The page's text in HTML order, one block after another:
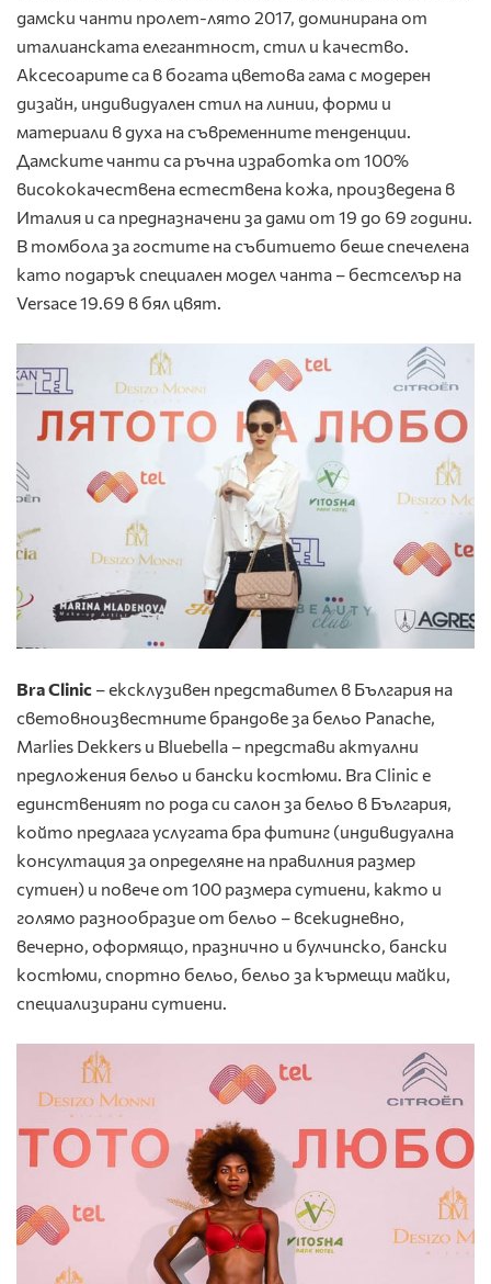
дамски чанти пролет-лято 2017, доминирана от
италианската елегантност, стил и качество.
Аксесоарите са в богата цветова гама с модерен
дизайн, индивидуален стил на линии, форми и
материали в духа на съвременните тенденции.
Дамските чанти са ръчна изработка от 100%
висококачествена естествена кожа, произведена в
Италия и са предназначени за дами от 19 до 69 години.
В томбола за гостите на събитието беше спечелена
като подарък специален модел чанта – бестселър на
Versace 19.69 в бял цвят.
Bra Clinic – ексклузивен представител в България на
световноизвестните брандове за бельо Panache,
Marlies Dekkers и Bluebella – представи актуални
предложения бельо и бански костюми. Bra Clinic е
единственият по рода си салон за бельо в България,
който предлага услугата бра фитинг (индивидуална
консултация за определяне на правилния размер
сутиен) и повече от 100 размера сутиени, както и
голямо разнообразие от бельо – всекидневно,
вечерно, оформящо, празнично и булчинско, бански
костюми, спортно бельо, бельо за кърмещи майки,
специализирани сутиени.